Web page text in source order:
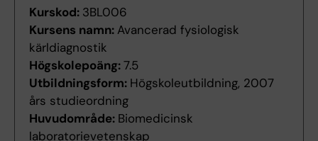
Kurskod: 3BL006
Kursens namn: Avancerad fysiologisk
kärldiagnostik
Högskolepoäng:7.5
Utbildningsform: Högskoleutbildning, 2007
års studieordning
Huvudområde: Biomedicinsk
laboratorievetenskap